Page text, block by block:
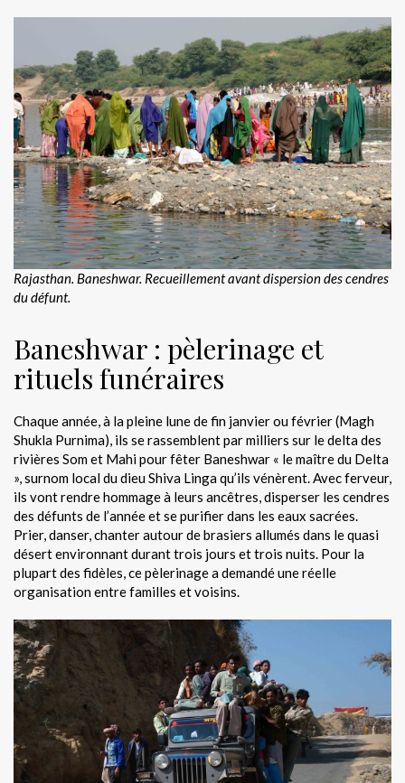
Rajasthan. Baneshwar. Recueillement avant dispersion des cendres
du défunt.
Baneshwar : pèlerinage et
rituels funéraires
Chaque année, à la pleine lune de fin janvier ou février (Magh
Shukla Purnima), ils se rassemblent par milliers sur le delta des
rivières Som et Mahi pour fêter Baneshwar « le maître du Delta
», surnom local du dieu Shiva Linga qu’ils vénèrent. Avec ferveur,
ils vont rendre hommage à leurs ancêtres, disperser les cendres
des défunts de l’année et se purifier dans les eaux sacrées.
Prier, danser, chanter autour de brasiers allumés dans le quasi
désert environnant durant trois jours et trois nuits. Pour la
plupart des fidèles, ce pèlerinage a demandé une réelle
organisation entre familles et voisins.